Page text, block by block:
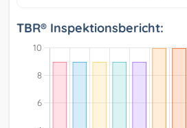
TBR® Inspektionsbericht: